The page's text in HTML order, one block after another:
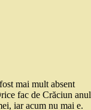
mai mult absent
fac de Crăciun anul
iar acum nu mai e.